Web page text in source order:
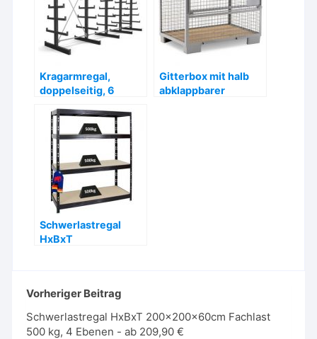
Kragarmregal,
doppelseitig, 6
BxHxT
5200x2000x500
mm – ab 1429,99 €
Gitterbox mit halb
abklappbarer
Schwerlastregal
HxBxT
Vorheriger Beitrag
Schwerlastregal HxBxT 200x200x60cm Fachlast
500 kg, 4 Ebenen - ab 209,90 €